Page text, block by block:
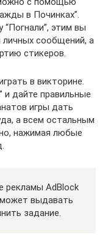
в Починках”.
“Погнали”, этим вы
личных сообщений, а
стикеров.
в викторине.
и дайте правильные
игры дать
а всем остальным
нажимая любые
рекламы AdBlock
может выдавать
задание.